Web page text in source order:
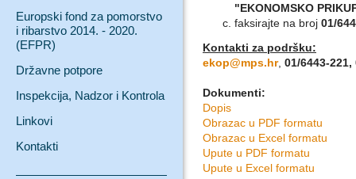
Europski fond za pomorstvo
i ribarstvo 2014. - 2020.
(EFPR)
Državne potpore
Inspekcija, Nadzor i Kontrola
Linkovi
Kontakti
"EKONOMSKO
faksirajte na broj 01/
Kontakti za podršku:
ekop@mps.hr, 01/6443-221,
Dokumenti:
Dopis
Obrazac u PDF formatu
Obrazac u Excel formatu
Upute u PDF formatu
Upute u Excel formatu